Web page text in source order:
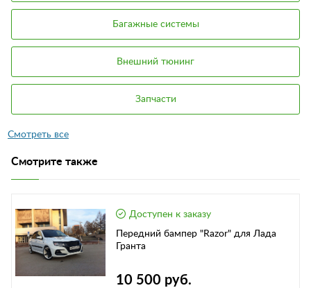
Багажные системы
Внешний тюнинг
Запчасти
Смотрите также
Доступен к заказу
Передний бампер "Razor" для Лада
Гранта
10 500 руб.